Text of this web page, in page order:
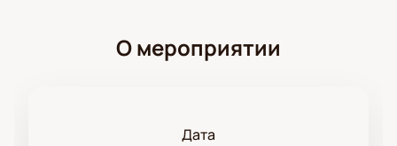
О мероприятии
Дата